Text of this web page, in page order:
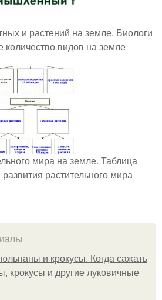
и растений на земле. Биологи
видов на земле
мира на земле. Таблица
растительного мира
и крокусы. Когда сажать
крокусы и другие луковичные